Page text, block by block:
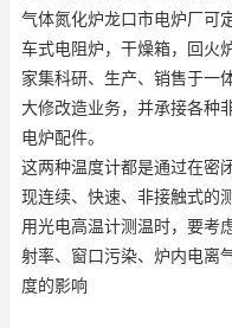
气体氮化炉龙口市电炉厂可
车式电阻炉，干燥箱，回火
家集科研、生产、销售于一
大修改造业务，并承接各种
电炉配件。
这两种温度计都是通过在密
现连续、快速、非接触式的
用光电高温计测温时，要考
射率、窗口污染、炉内电离
度的影响